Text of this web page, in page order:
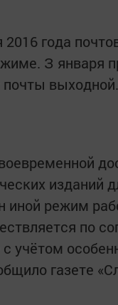
2016 года
З января
изданий
иной режим
по
учётом
газете